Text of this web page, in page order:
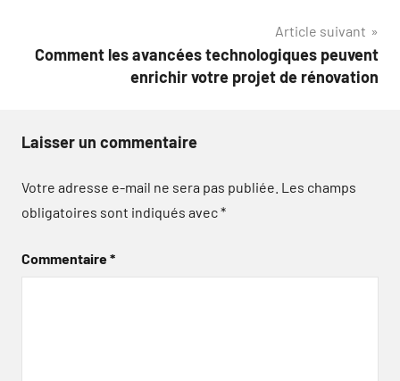
Article suivant
Comment les avancées technologiques peuvent
enrichir votre projet de rénovation
Laisser un commentaire
Votre adresse e-mail ne sera pas publiée. Les champs
obligatoires sont indiqués avec*
Commentaire*